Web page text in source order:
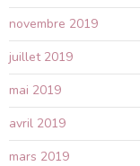
novembre 2019
juillet 2019
mai 2019
avril 2019
mars 2019